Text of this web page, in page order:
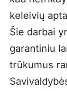
keleivių
Šie darbai
garantiniu
trūkumus